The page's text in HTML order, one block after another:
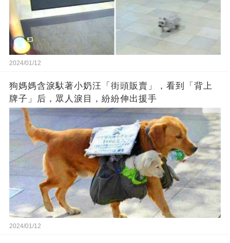
2024/01/12
狗媽媽含淚馱著小奶汪「街頭販賣」，看到「背上
牌子」后，眾人淚目，紛紛伸出援手
2024/01/12